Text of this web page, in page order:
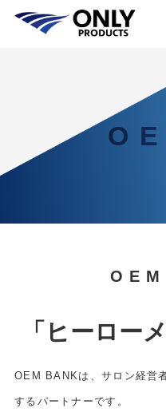
「ヒーロー
OEM BANKは、サロン経営
するパートナーです。